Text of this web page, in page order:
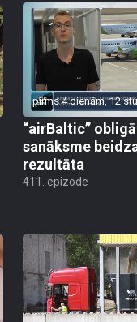
pirms 4 dienām, 12
“airBaltic”
sanāksme
rezultāta
411. epizode